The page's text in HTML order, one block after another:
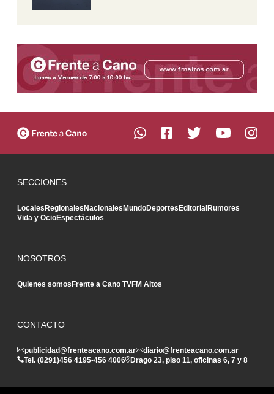
SECCIONES
LocalesRegionalesNacionalesMundoDeportesEditorialRumores
Vida y OcioEspectáculos
NOSOTROS
Quienes somosFrente a Cano TVFM Altos
CONTACTO
publicidad@frenteacano.com.ar
diario@frenteacano.com.ar
Tel. (0291)456 4195-456 4006 Drago 23, piso 11, oficinas 6, 7 y 8